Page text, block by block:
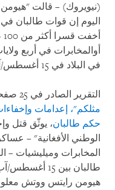
(نيويروك) – قالت
اليوم إن قوات طالبان في
أوالمخابرات في أربع
في البلاد في 15 أغسطس/آب 2021، رغم الإعلان عن عفو.
التقرير الصادر في 25 صفحة، بعنوان
مثلكم"، إعدامات
حكم طالبان
الوطني الأفغانية" –
المخابرات وميليشيات –